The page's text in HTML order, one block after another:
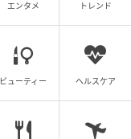
エンタメ トレンド
ビューティー ヘルスケア